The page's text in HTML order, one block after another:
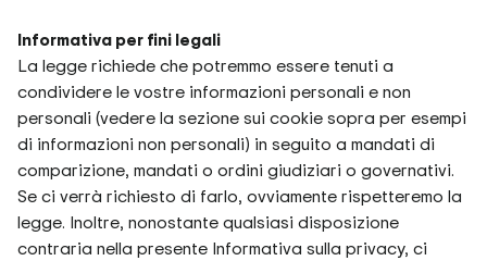
Informativa per fini legali
La legge richiede che potremmo essere tenuti a
condividere le vostre informazioni personali e non
personali (vedere la sezione sui cookie sopra per esempi
di informazioni non personali) in seguito a mandati di
comparizione, mandati o ordini giudiziari o governativi.
Se ci verrà richiesto di farlo, ovviamente rispetteremo la
legge. Inoltre, nonostante qualsiasi disposizione
contraria nella presente Informativa sulla privacy, ci